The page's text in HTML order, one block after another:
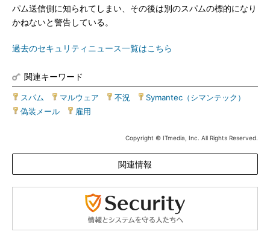
パム送信側に知られてしまい、その後は別のスパムの標的になり
かねないと警告している。
過去のセキュリティニュース一覧はこちら
関連キーワード
スパム マルウェア 不況 Symantec（シマンテック）
偽装メール
雇用
Copyright © ITmedia, Inc. All Rights Reserved.
関連情報